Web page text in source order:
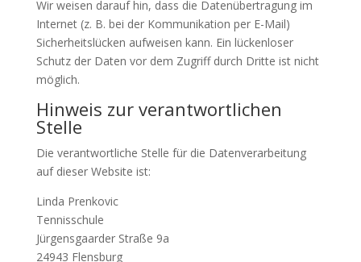
Wir weisen darauf hin, dass die Datenübertragung im
Internet (z. B. bei der Kommunikation per E-Mail)
Sicherheitslücken aufweisen kann. Ein lückenloser
Schutz der Daten vor dem Zugriff durch Dritte ist nicht
möglich.
Hinweis zur verantwortlichen
Stelle
Die verantwortliche Stelle für die Datenverarbeitung
auf dieser Website ist:
Linda Prenkovic
Tennisschule
Jürgensgaarder Straße 9a
24943 Flensburg